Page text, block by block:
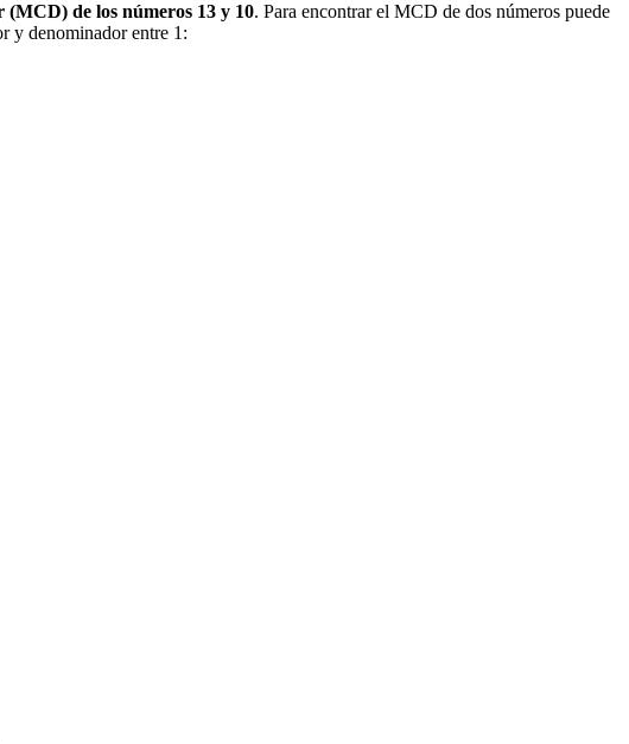
de los números 13 y 10. Para encontrar el MCD de dos números puede
y denominador entre 1: